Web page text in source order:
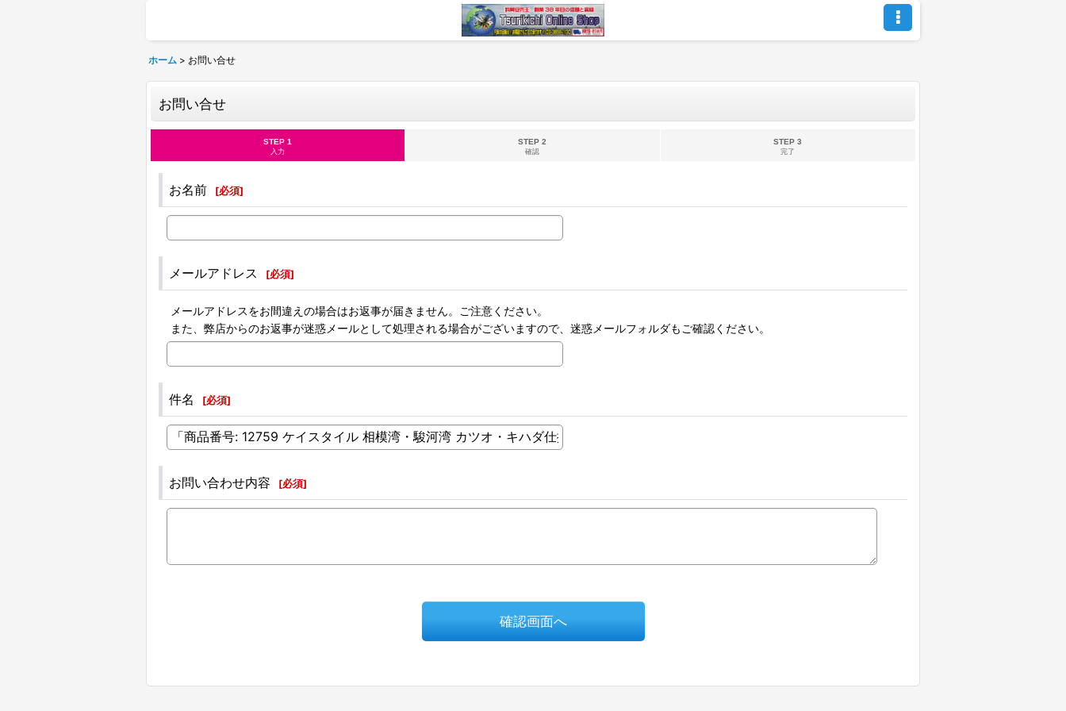
ホーム > お問い合せ
お問い合せ
STEP 1
入力
STEP 2
確認
STEP 3
完了
お名前 [必須]
メールアドレス [必須]
メールアドレスをお間違えの場合はお返事が届きません。ご注意ください。
また、弊店からのお返事が迷惑メールとして処理される場合がございますので、迷惑メールフォルダもご確認ください。
件名 [必須]
お問い合わせ内容 [必須]
確認画面へ